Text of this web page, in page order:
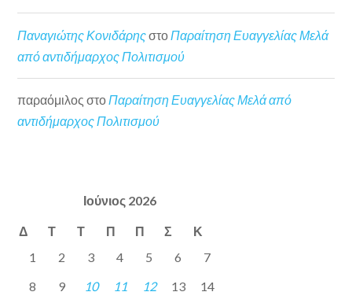
Παναγιώτης ΚονιδάρηςστοΠαραίτηση Ευαγγελίας Μελά
από αντιδήμαρχος Πολιτισμού
παραόμιλος στοΠαραίτηση Ευαγγελίας Μελά από
αντιδήμαρχος Πολιτισμού
Ιούνιος 2026
Δ Τ Τ Π Π Σ Κ
1 2 3 4 5 6
7
8
9 10 11 12 13
14